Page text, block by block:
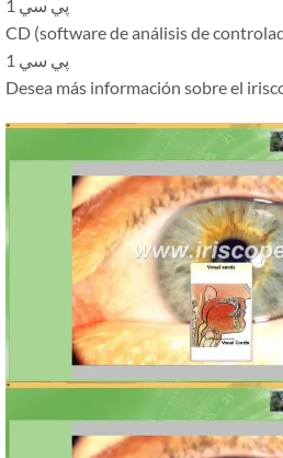
1 پي سي
CD (software de análisis de
1 پي سي
Desea más información sobre el